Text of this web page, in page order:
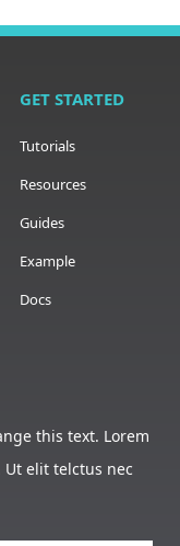
GET STARTED
Tutorials
Resources
Guides
Example
Docs
this text. Lorem
elit telctus nec